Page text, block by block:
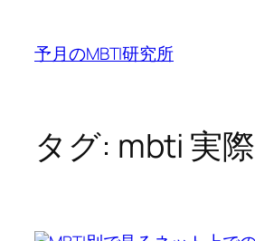
予月のMBTI研究所
タグ: mbti 実際